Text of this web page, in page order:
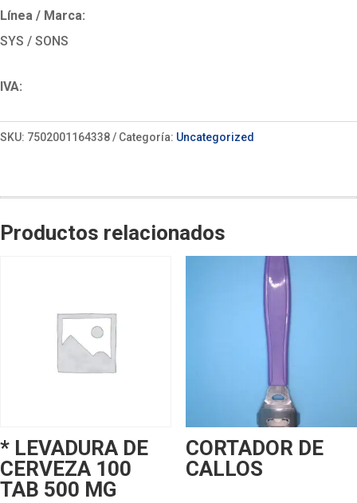
Línea / Marca:
SYS / SONS
IVA:
SKU: 7502001164338 Categoría: Uncategorized
Productos relacionados
* LEVADURA DE
CERVEZA 100
TAB 500 MG
CORTADOR DE
CALLOS